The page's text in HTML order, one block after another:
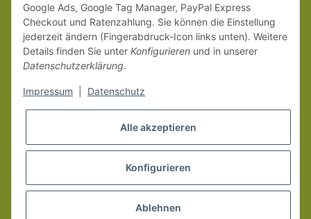
Vertrag widerrufen
* Alle Preise inkl. gesetzlicher MwSt.
Google Ads, Google Tag Manager, PayPal Express
Checkout und Ratenzahlung. Sie können die Einstellung
jederzeit ändern (Fingerabdruck-Icon links unten). Weitere
Details finden Sie unter Konfigurieren und in unserer
Datenschutzerklärung.
Impressum Datenschutz
Alle akzeptieren
Konfigurieren
Ablehnen